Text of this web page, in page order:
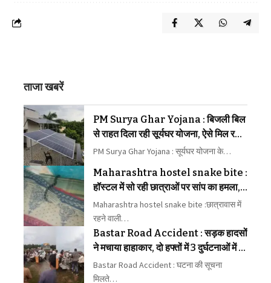
ताजा खबरें
PM Surya Ghar Yojana : बिजली बिल
से राहत दिला रही सूर्यघर योजना, ऐसे मिल रहा
फायदा
PM Surya Ghar Yojana : सूर्यघर योजना के…
Maharashtra hostel snake bite :
हॉस्टल में सो रही छात्राओं पर सांप का हमला,
6 को डसा; 3 की मौत
Maharashtra hostel snake bite :छात्रावास में
रहने वाली…
Bastar Road Accident : सड़क हादसों
ने मचाया हाहाकार, दो हफ्तों में 3 दुर्घटनाओं में 4
की मौत
Bastar Road Accident : घटना की सूचना
मिलते…